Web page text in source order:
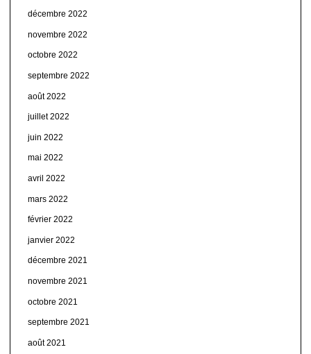
décembre 2022
novembre 2022
octobre 2022
septembre 2022
août 2022
juillet 2022
juin 2022
mai 2022
avril 2022
mars 2022
février 2022
janvier 2022
décembre 2021
novembre 2021
octobre 2021
septembre 2021
août 2021